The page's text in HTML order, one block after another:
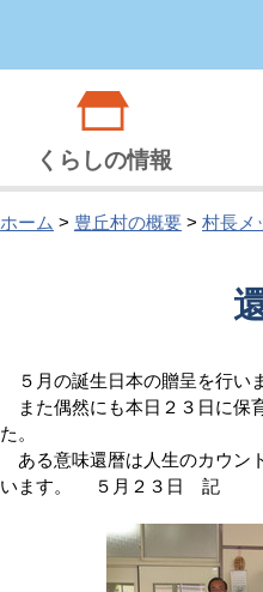
くらしの情報
ホーム > 豊丘村の概要 > 村長メ
５月の誕生日本の贈呈を行い
また偶然にも本日２３日に保
た。
ある意味還暦は人生のカウン
います。 ５月２３日 記